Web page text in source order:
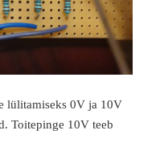
lülitamiseks 0V ja 10V
Toitepinge 10V teeb